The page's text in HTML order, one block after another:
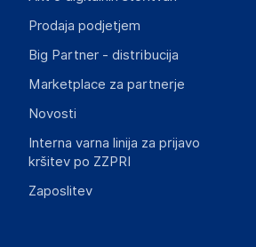
Slike o varnosti izdelka
Slike o varnosti izdelka vsebujejo
Prodaja podjetjem
Big Partner - distribucija
Marketplace za partnerje
Novosti
Interna varna linija za prijavo
kršitev po ZZPRI
Zaposlitev